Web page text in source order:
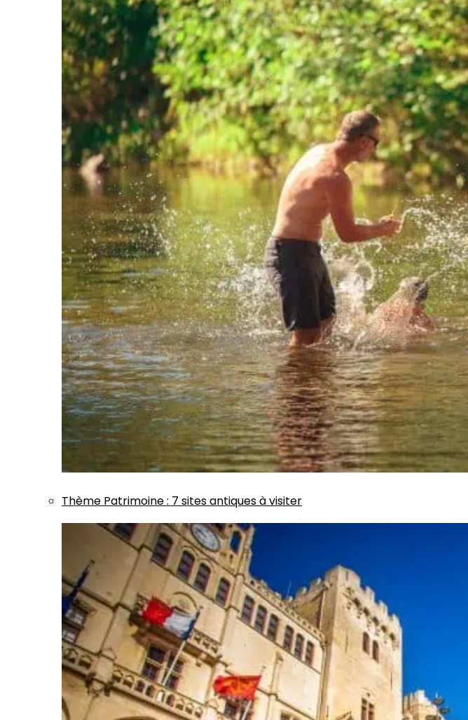
Thème Patrimoine: 7 sites antiques à visiter